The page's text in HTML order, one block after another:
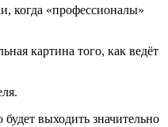
когда «профессионалы»
картина того, как ведёт
выходить значительно